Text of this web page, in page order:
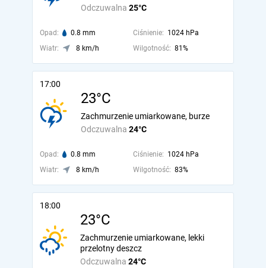
Odczuwalna 25°C
Opad: 0.8 mm Ciśnienie: 1024 hPa
Wiatr:
8 km/h Wilgotność: 81%
17:00
23°C
Odczuwalna 24°C
Zachmurzenie umiarkowane, burze
Opad: 0.8 mm Ciśnienie: 1024 hPa
Wiatr:
8 km/h Wilgotność: 83%
18:00
23°C
Odczuwalna 24°C
Zachmurzenie umiarkowane, lekki
przelotny deszcz